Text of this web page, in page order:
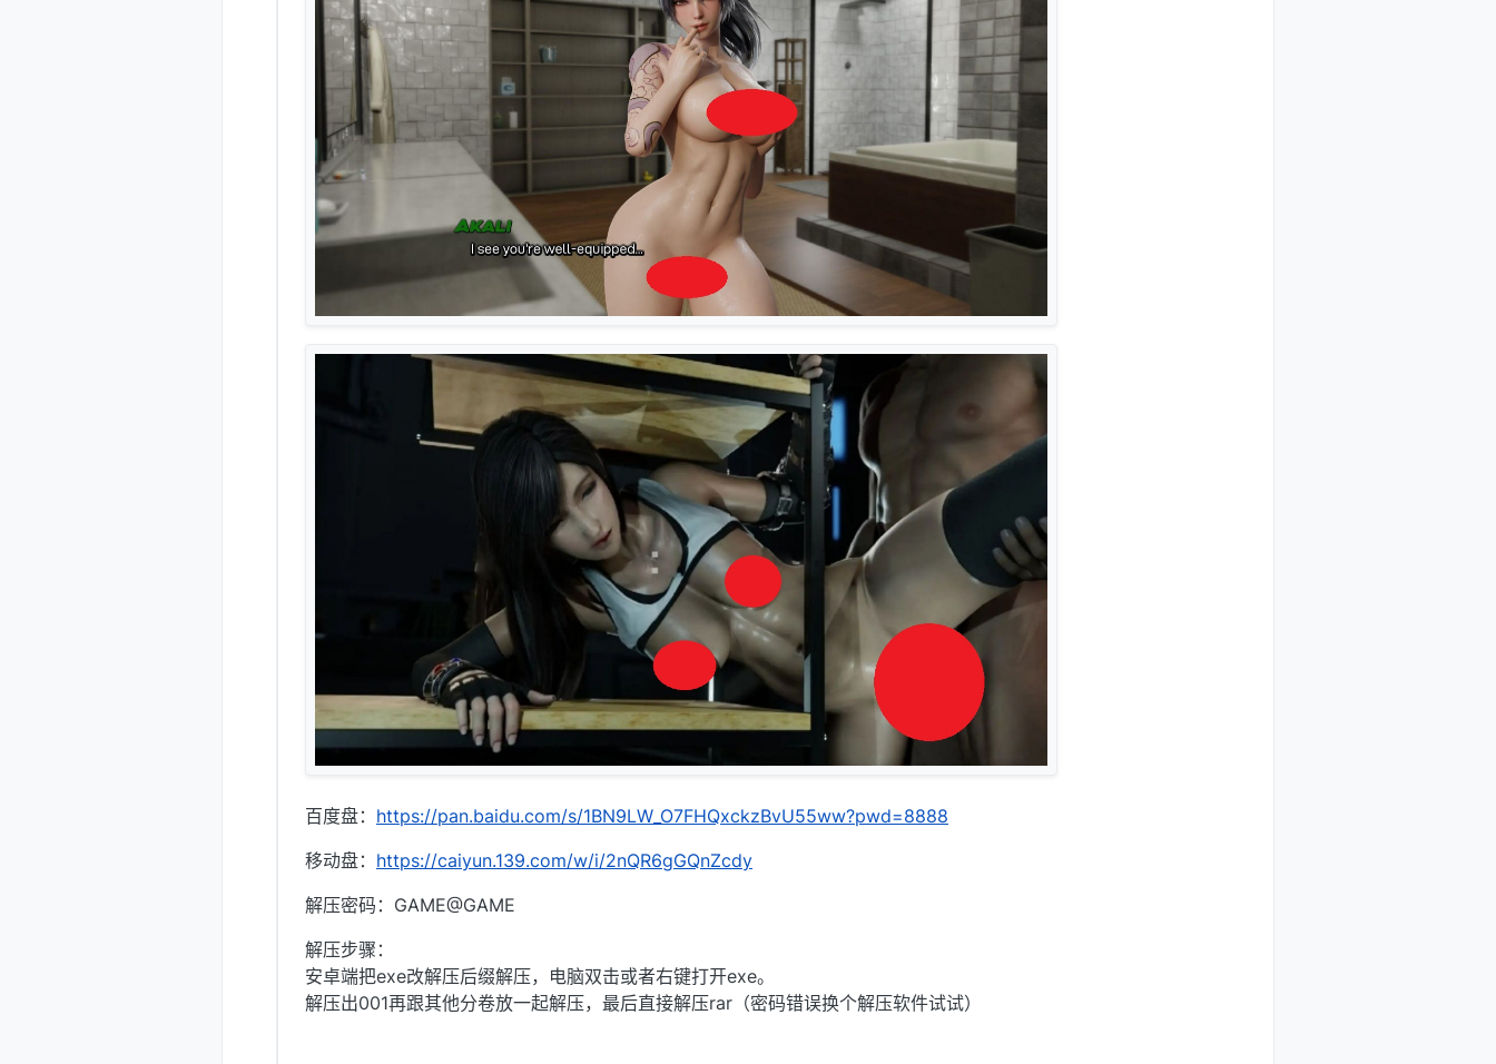
百度盘： https://pan.baidu.com/s/1BN9LW_O7FHQxckzBvU55ww?pwd=8888
移动盘： https://caiyun.139.com/w/i/2nQR6gGQnZcdy
解压密码：GAME@GAME
解压步骤：
安卓端把exe改解压后缀解压，电脑双击或者右键打开exe。
解压出001再跟其他分卷放一起解压，最后直接解压rar（密码错误换个解压软件试试）